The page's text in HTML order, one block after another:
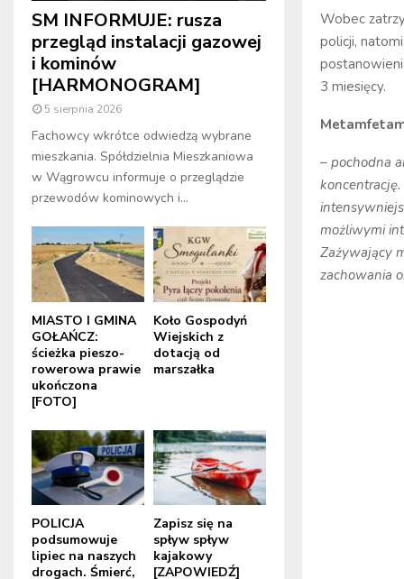
Wobec
policji,
3 miesięcy.
– pochodna
możliwymi
Zażywający
zachowania
SM INFORMUJE: rusza
przegląd instalacji gazowej
i kominów
[HARMONOGRAM]
5 sierpnia 2026
Fachowcy wkrótce odwiedzą wybrane
mieszkania. Spółdzielnia Mieszkaniowa
w Wągrowcu informuje o przeglądzie
przewodów kominowych i...
MIASTO I GMINA
GOŁAŃCZ:
ścieżka pieszo-
rowerowa prawie
ukończona
[FOTO]
Koło Gospodyń
Wiejskich z
dotacją od
marszałka
POLICJA
podsumowuje
lipiec na naszych
drogach. Śmierć,
Zapisz się na
spływ spływ
kajakowy
[ZAPOWIEDŹ]